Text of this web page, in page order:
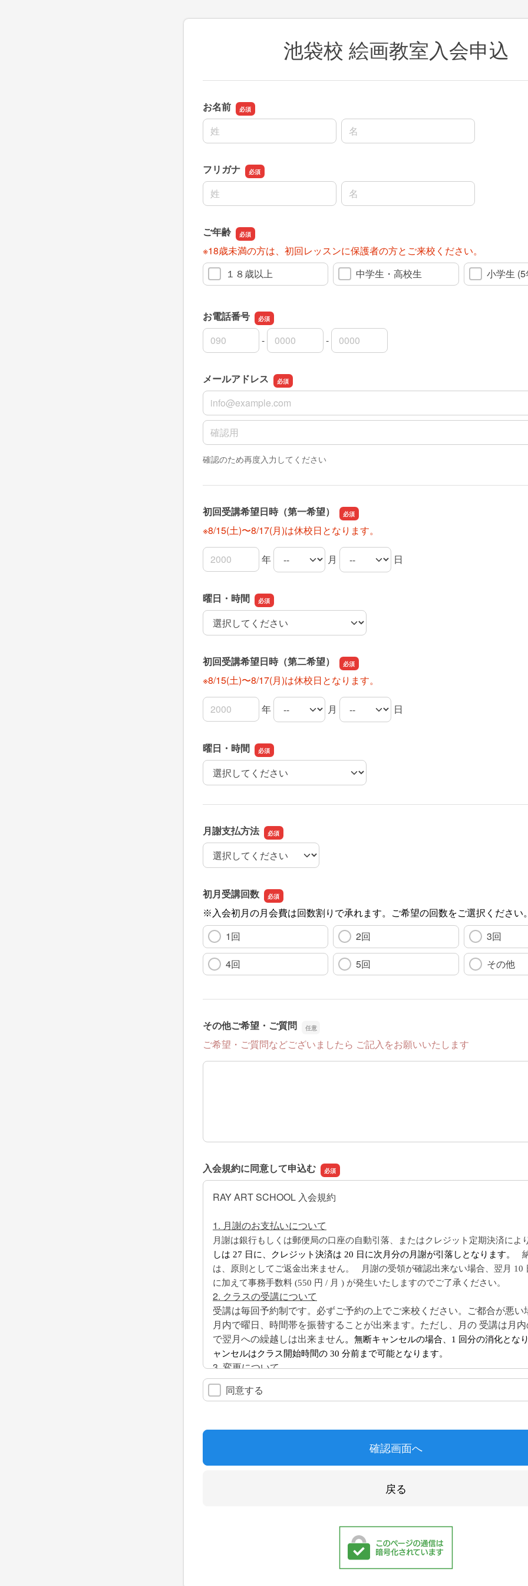
池袋校 絵画教室入会申込
お名前
名前の姓
名前の名
フリガナ
名前の姓
名前の名
ご年齢
※18歳未満の方は、初回レッスンに保護者の方とご来校ください。
１８歳以上
中学生・高校生 小学生
お電話番号
お電話番号の市外局番
-
お電話番号の市内局番 -
お電話番号の加入者番号
メールアドレス
メールアドレス
メールアドレスの確認用
確認のため再度入力してください
初回受講希望日時（第一希望）
※8/15(土)〜8/17(月)は休校日となります。
初回受講希望日時（第一希望）の年
年
初回受講希望日時（第一希望）の月
月
初回受講希望日時（第一希望）の日 日
曜日・時間
曜日・時間
初回受講希望日時（第二希望）
※8/15(土)〜8/17(月)は休校日となります。
初回受講希望日時（第二希望）の年
年
初回受講希望日時（第二希望）の月
月
初回受講希望日時（第二希望）の日 日
曜日・時間
曜日・時間
月謝支払方法
月謝支払方法
初月受講回数
※入会初月の月会費は回数割りで承れます。ご希望の回数をご選択ください
1回 2回 3回
4回 5回 その他
その他ご希望・ご質問
ご希望・ご質問などございましたら ご記入をお願いいたします
その他ご希望・ご質問
入会規約に同意して申込む
RAY ART SCHOOL 入会規約
1. 月謝のお支払いについて
月謝は銀行もしくは郵便局の口座の自動引落、またはクレジット定期決済によ
しは 27 日に、クレジット決済は 20 日に次月分の月謝が引落しとなります。
は、原則としてご返金出来ません。 月謝の受領が確認出来ない場合、翌月 10
に加えて事務手数料 (550 円 / 月 ) が発生いたしますのでご了承ください。
2. クラスの受講について
受講は毎回予約制です。必ずご予約の上でご来校ください。ご都合が悪い
月内で曜日、時間帯を振替することが出来ます。ただし、月の 受講は月
で翌月への繰越しは出来ません。
無断キャンセルの場合、1 回分の消化とな
ャンセルはクラス開始時間の 30 分前まで可能となります。
3. 変更について
月の受講回数の変更の際は、前月 9 日までに、マイページより登録してくださ
4. 休会について
退会の際に前月末日までに書面にて退会届を提出してください。提出期限
しまいますと翌々月からの退会となります。作品、画材などは速やかにお
（※例：12 月末で退会を希望する場合は 11 月末日までに退会の申請が必
祝祭日は、通常通り開校していますが、年末年始、お盆、または特別企
校日が変更になる場合もあります。
同意する